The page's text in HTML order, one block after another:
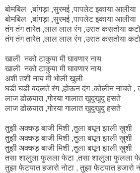
बोमबिल ,बांगड़ा ,सुरमई ,पापलेट इकाया आलीया
बोमबिल ,बांगड़ा ,सुरमई ,पापलेट इकाया आलीया
तंग तंग तारेत ,लाल लाल रंग ,उरात कसतोया
तंग तंग तारेत ,लाल लाल रंग ,उरात कसतोया
खाली नको टाकुया मी घावणार नाय
खाली नको टाकुया मी घावणार नाय
अशी तशी नाय मी भोली खुली
घडी घडी बदलते रंग ,होऊन दंग ,कोलीन नाचते ,
लाज डोळयात ,गोरया गालात खुदुखुदु हसते
लाज डोळयात ,गोरया गालात खुदुखुदु हसते
तुझी अक्कड़ बाजी मिशी ,तुला बघून झाली ख़ुशी
तुझी अक्कड़ बाजी मिशी ,तुला बघून झाली ख़ुशी
तुझी अक्कड़ बाजी मिशी ,तुला बघून झाली ख़ुशी
तसा शालुला फुलला फेटा ,तसा शालुला फुलला
तुझा फेटयात हजारो नोटा , तुझा फेटयात हजारो